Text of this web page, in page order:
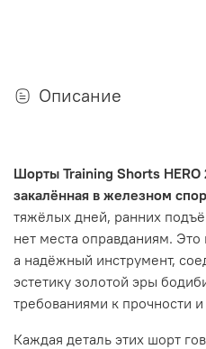
Описание
Шорты Training Shorts HERO
закалённая в железном
тяжёлых дней, ранних
нет места оправданиям.
а надёжный инструмент,
эстетику золотой эры
требованиями к прочности
Каждая деталь этих шорт